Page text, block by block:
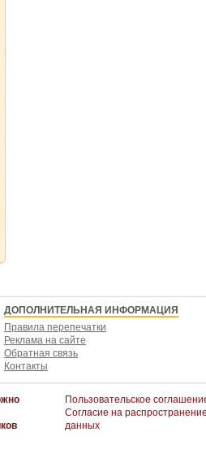
ДОПОЛНИТЕЛЬНАЯ ИНФОРМАЦИЯ
Правила перепечатки
Реклама на сайте
Обратная связь
Контакты
Пользовательское
Согласие на
данных